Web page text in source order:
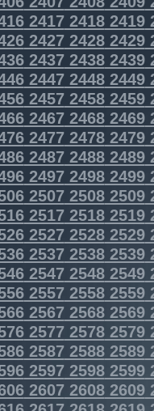
241724182419
242724282429
243724382439
244724482449
245724582459
246724682469
247724782479
248724882489
249724982499
250725082509
251725182519
252725282529
253725382539
254725482549
255725582559
2567 25682569
2577 25782579
2587 25882589
259725982599
260726082609